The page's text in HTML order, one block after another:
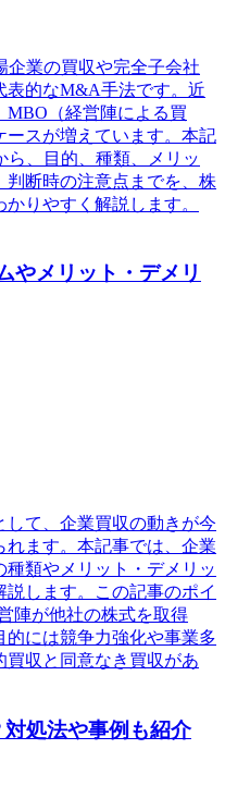
企業の買収や完全子会社
表的なM&A手法です。近
MBO（経営陣による買
ースが増えています。本記
ら、目的、種類、メリッ
判断時の注意点までを、株
りやすく解説します。
やメリット・デメリ
て、企業買収の動きが今
ます。本記事では、企業
類やメリット・デメリッ
説します。この記事のポイ
陣が他社の株式を取得
的には競争力強化や事業多
収と同意なき買収があ
処法や事例も紹介